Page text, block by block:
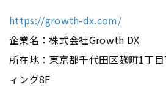
https://growth-dx.com/
企業名：株式会社Growth DX
所在地：東京都千代田区麹町1丁
ィング8F